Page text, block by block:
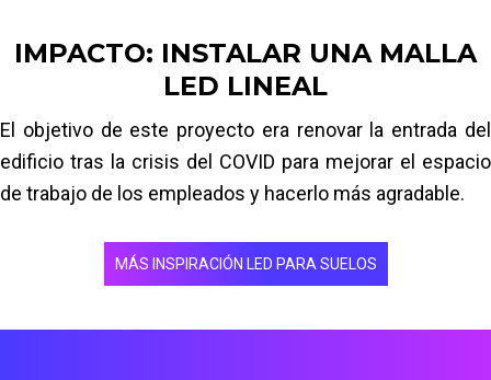
IMPACTO: INSTALAR UNA MALLA
LED LINEAL
El objetivo de este proyecto era renovar la entrada del
edificio tras la crisis del COVID para mejorar el espacio
de trabajo de los empleados y hacerlo más agradable.
MÁS INSPIRACIÓN LED PARA SUELOS